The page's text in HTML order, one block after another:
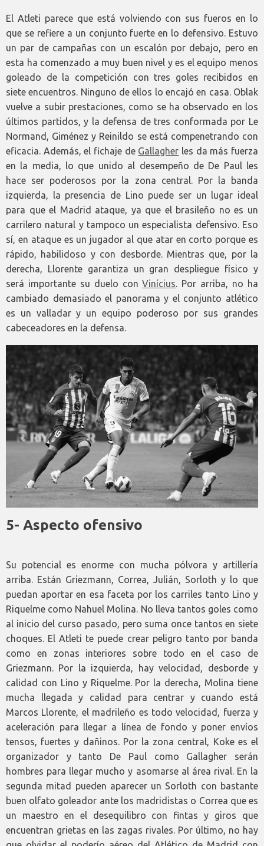
El Atleti parece que está volviendo con sus fueros en lo
que se refiere a un conjunto fuerte en lo defensivo. Estuvo
un par de campañas con un escalón por debajo, pero en
esta ha comenzado a muy buen nivel y es el equipo menos
goleado de la competición con tres goles recibidos en
siete encuentros. Ninguno de ellos lo encajó en casa. Oblak
vuelve a subir prestaciones, como se ha observado en los
últimos partidos, y la defensa de tres conformada por Le
Normand, Giménez y Reinildo se está compenetrando con
eficacia. Además, el fichaje de Gallagher les da más fuerza
en la media, lo que unido al desempeño de De Paul les
hace ser poderosos por la zona central. Por la banda
izquierda, la presencia de Lino puede ser un lugar ideal
para que el Madrid ataque, ya que el brasileño no es un
carrilero natural y tampoco un especialista defensivo. Eso
sí, en ataque es un jugador al que atar en corto porque es
rápido, habilidoso y con desborde. Mientras que, por la
derecha, Llorente garantiza un gran despliegue físico y
será importante su duelo conVinícius. Por arriba, no ha
cambiado demasiado el panorama y el conjunto atlético
es un valladar y un equipo poderoso por sus grandes
cabeceadores en la defensa.
5- Aspecto ofensivo
Su potencial es enorme con mucha pólvora y artillería
arriba. Están Griezmann, Correa, Julián, Sorloth y lo que
puedan aportar en esa faceta por los carriles tanto Lino y
Riquelme como Nahuel Molina. No lleva tantos goles como
al inicio del curso pasado, pero suma once tantos en siete
choques. El Atleti te puede crear peligro tanto por banda
como en zonas interiores sobre todo en el caso de
Griezmann. Por la izquierda, hay velocidad, desborde y
calidad con Lino y Riquelme. Por la derecha, Molina tiene
mucha llegada y calidad para centrar y cuando está
Marcos Llorente, el madrileño es todo velocidad, fuerza y
aceleración para llegar a línea de fondo y poner envíos
tensos, fuertes y dañinos. Por la zona central, Koke es el
organizador y tanto De Paul como Gallagher serán
hombres para llegar mucho y asomarse al área rival. En la
segunda mitad pueden aparecer un Sorloth con bastante
buen olfato goleador ante los madridistas o Correa que es
un maestro en el desequilibro con fintas y giros que
encuentran grietas en las zagas rivales. Por último, no hay